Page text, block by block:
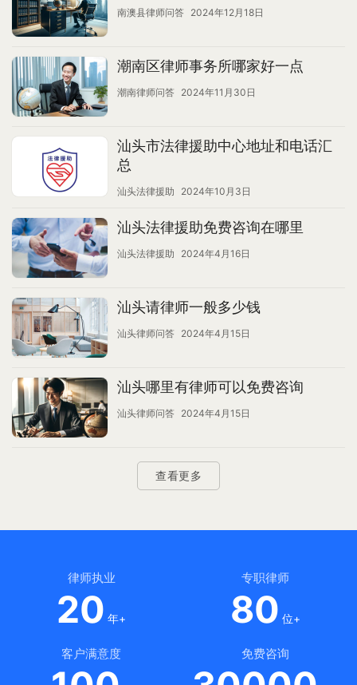
南澳县律师问答 2024年12月18日
潮南区律师事务所哪家好一点
潮南律师问答 2024年11月30日
汕头市法律援助中心地址和电话汇
总
汕头法律援助 2024年10月3日
汕头法律援助免费咨询在哪里
汕头法律援助 2024年4月16日
汕头请律师一般多少钱
汕头律师问答 2024年4月15日
汕头哪里有律师可以免费咨询
汕头律师问答 2024年4月15日
查看更多
律师执业
20 年+
专职律师
80 位+
客户满意度 免费咨询